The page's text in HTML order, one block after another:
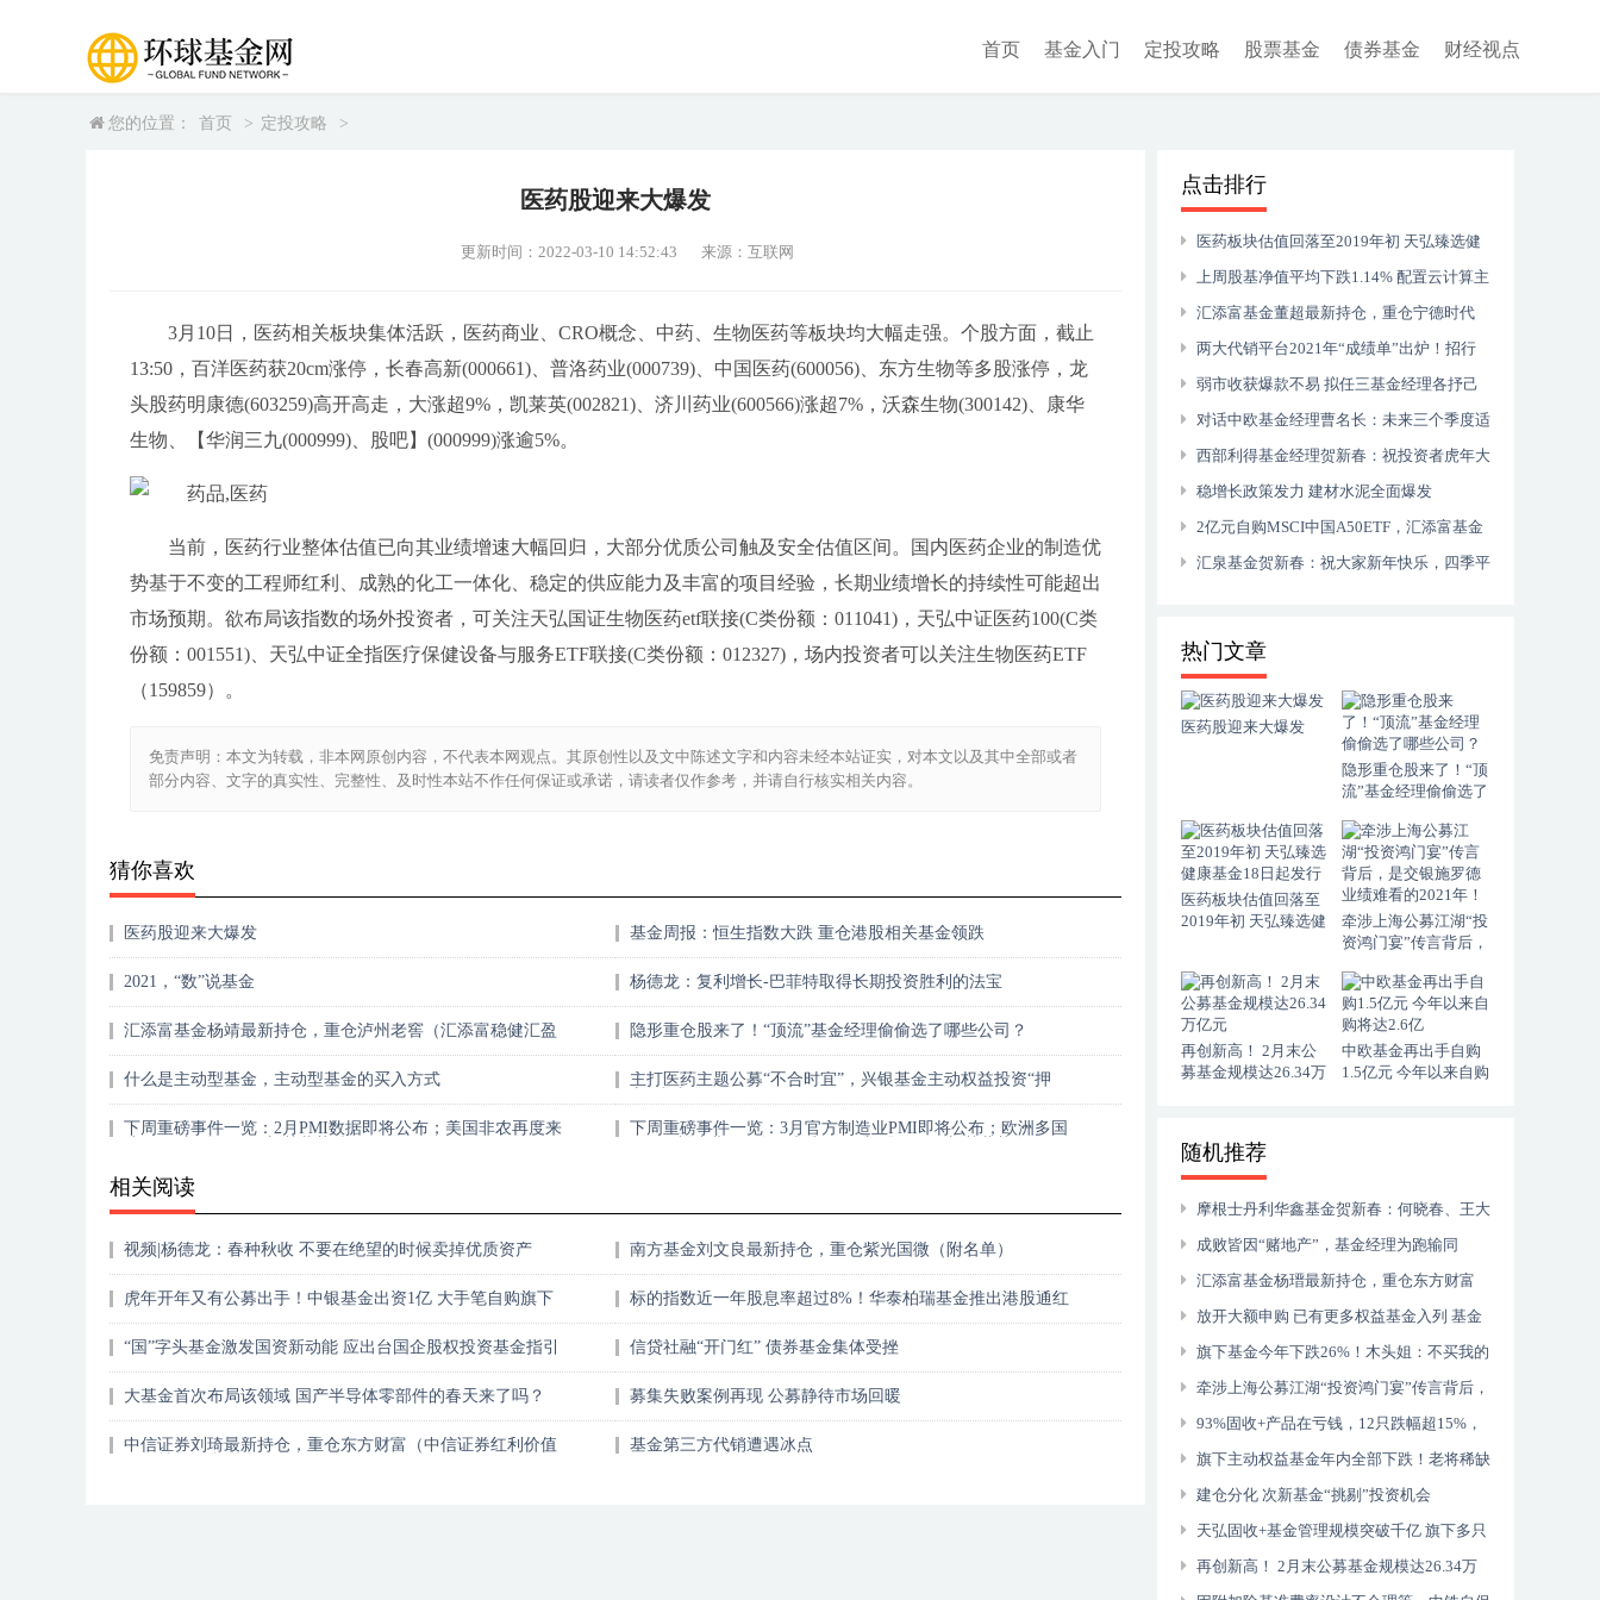
首页 基金入门 定投攻略 股票基金 债券基金 财经视点
您的位置： 首页 > 定投攻略 >
医药股迎来大爆发
更新时间：2022-03-10 14:52:43 来源：互联网
3月10日，医药相关板块集体活跃，医药商业、CRO概念、中药、生物医药等板块均大幅走强。个股方面，截止
13:50，百洋医药获20cm涨停，长春高新(000661)、普洛药业(000739)、中国医药(600056)、东方生物等多股涨停，龙
头股药明康德(603259)高开高走，大涨超9%，凯莱英(002821)、济川药业(600566)涨超7%，沃森生物(300142)、康华
生物、【华润三九(000999)、股吧】(000999)涨逾5%。
当前，医药行业整体估值已向其业绩增速大幅回归，大部分优质公司触及安全估值区间。国内医药企业的制造优
势基于不变的工程师红利、成熟的化工一体化、稳定的供应能力及丰富的项目经验，长期业绩增长的持续性可能超出
市场预期。欲布局该指数的场外投资者，可关注天弘国证生物医药etf联接(C类份额：011041)，天弘中证医药100(C类
份额：001551)、天弘中证全指医疗保健设备与服务ETF联接(C类份额：012327)，场内投资者可以关注生物医药ETF
（159859）。
免责声明：本文为转载，非本网原创内容，不代表本网观点。其原创性以及文中陈述文字和内容未经本站证实，对本文以及其中全部或者
部分内容、文字的真实性、完整性、及时性本站不作任何保证或承诺，请读者仅作参考，并请自行核实相关内容。
猜你喜欢
医药股迎来大爆发 基金周报：恒生指数大跌 重仓港股相关基金领跌
2021，“数”说基金 杨德龙：复利增长-巴菲特取得长期投资胜利的法宝
汇添富基金杨靖最新持仓，重仓泸州老窖（汇添富稳健汇盈
隐形重仓股来了！“顶流”基金经理偷偷选了哪些公司？
什么是主动型基金，主动型基金的买入方式
主打医药主题公募“不合时宜”，兴银基金主动权益投资“押
下周重磅事件一览：2月PMI数据即将公布；美国非农再度来
下周重磅事件一览：3月官方制造业PMI即将公布；欧洲多国
相关阅读
视频|杨德龙：春种秋收 不要在绝望的时候卖掉优质资产 南方基金刘文良最新持仓，重仓紫光国微（附名单）
虎年开年又有公募出手！中银基金出资1亿 大手笔自购旗下
标的指数近一年股息率超过8%！华泰柏瑞基金推出港股通红
“国”字头基金激发国资新动能 应出台国企股权投资基金指引
信贷社融“开门红” 债券基金集体受挫
大基金首次布局该领域 国产半导体零部件的春天来了吗？ 募集失败案例再现 公募静待市场回暖
中信证券刘琦最新持仓，重仓东方财富（中信证券红利价值
基金第三方代销遭遇冰点
点击排行
医药板块估值回落至2019年初 天弘臻选健
康基金18日起发行
上周股基净值平均下跌1.14% 配置云计算主
题指数型产品周内领涨
汇添富基金董超最新持仓，重仓宁德时代
（附名单）
两大代销平台2021年“成绩单”出炉！招行
代销非货基金销售额超6000亿元、天天基金
达1.34万亿元
弱市收获爆款不易 拟任三基金经理各抒己
见 对话中欧基金经理曹名长：未来三个季度适
合进攻，短期看好“稳增长”，长期看好中小制
造业
西部利得基金经理贺新春：祝投资者虎年大
吉，阖家幸福！
稳增长政策发力 建材水泥全面爆发
2亿元自购MSCI中国A50ETF，汇添富基金
看好A股中长期投资价值
汇泉基金贺新春：祝大家新年快乐，四季平
热门文章
医药股迎来大爆发
隐形重仓股来了！“顶
流”基金经理偷偷选了
医药板块估值回落至
2019年初 天弘臻选健
牵涉上海公募江湖“投
资鸿门宴”传言背后，
看的2021年！
再创新高！ 2月末公
募基金规模达26.34万
中欧基金再出手自购
1.5亿元 今年以来自购
随机推荐
摩根士丹利华鑫基金贺新春：何晓春、王大
鹏等9大基金经理祝大家虎年大吉，投资顺
利！
成败皆因“赌地产”，基金经理为跑输同
行“深表歉意”：1块钱的葡萄也是葡萄
汇添富基金杨瑨最新持仓，重仓东方财富
（汇添富数字经济引领发展三年持有……
放开大额申购 已有更多权益基金入列 基金
经理加仓进行时 业内人士：打开时点耐人寻
味
旗下基金今年下跌26%！木头姐：不买我的
创新股，这是史上最大资金错配！
牵涉上海公募江湖“投资鸿门宴”传言背后，
是交银施罗德业绩难看的2021年！
93%固收+产品在亏钱，12只跌幅超15%，
可转债基金亏最多，为啥有些还能赚钱？
旗下主动权益基金年内全部下跌！老将稀缺
的浙商基金如何是好？
建仓分化 次新基金“挑剔”投资机会
天弘固收+基金管理规模突破千亿 旗下多只
产品2021年业绩同类第一
再创新高！ 2月末公募基金规模达26.34万